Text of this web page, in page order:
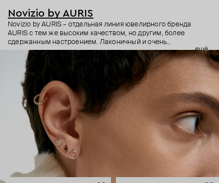
Novizio by AURIS
Novizio by AURIS – отдельная линия ювелирного бренда
AURIS с тем же высоким качеством, но другим, более
сдержанным настроением. Лаконичный и очень
ненавязчивый дизайн, качественные материалы и высокие
технологии производства – этот пирсинг становится
практически продолжением тела, так, чтобы носить было
безопасно и комфортно в любой ситуации.
ещё